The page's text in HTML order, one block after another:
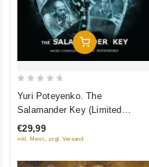
In Den Warenkorb
5
Yuri Poteyenko. The
Salamander Key (Limited
Edition)
€29,99
inkl. Mwst., zzgl. Versand